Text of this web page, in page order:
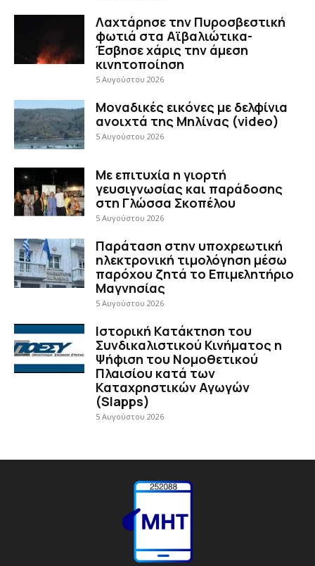
Λαχτάρησε την Πυροσβεστική
φωτιά στα Αϊβαλιώτικα-
Έσβησε χάρις την άμεση
κινητοποίηση
5 Αυγούστου 2026
Μοναδικές εικόνες με δελφίνια
ανοιχτά της Μηλίνας (video)
5 Αυγούστου 2026
Με επιτυχία η γιορτή
γευσιγνωσίας και παράδοσης
στη Γλώσσα Σκοπέλου
5 Αυγούστου 2026
Παράταση στην υποχρεωτική
ηλεκτρονική τιμολόγηση μέσω
παρόχου ζητά το Επιμελητήριο
Μαγνησίας
5 Αυγούστου 2026
Ιστορική Κατάκτηση του
Συνδικαλιστικού Κινήματος η
Ψήφιση του Νομοθετικού
Πλαισίου κατά των
Καταχρηστικών Αγωγών
(Slapps)
5 Αυγούστου 2026